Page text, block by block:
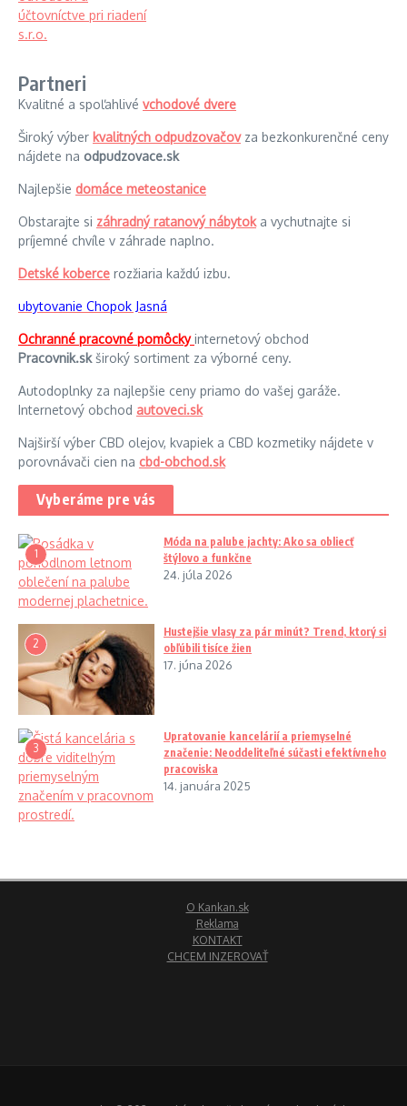
Partneri
Kvalitné a spoľahlivé vchodové dvere
Široký výber kvalitných odpudzovačovza bezkonkurenčné ceny
nájdete na odpudzovace.sk
Najlepšie domáce meteostanice
Obstarajte si záhradný ratanový nábytoka vychutnajte si
príjemné chvíle v záhrade naplno.
Detské koberce rozžiaria každú izbu.
ubytovanie Chopok Jasná
Ochranné pracovné pomôckyinternetový obchod
Pracovnik.skširoký sortiment za výborné ceny.
Autodoplnky za najlepšie ceny priamo do vašej garáže.
Internetový obchod autoveci.sk
Najširší výber CBD olejov, kvapiek a CBD kozmetiky nájdete v
porovnávači cien na cbd-obchod.sk
Vyberáme pre vás
1
Móda na palube jachty: Ako sa obliecť
štýlovo a funkčne
24. júla 2026
2
Hustejšie vlasy za pár minút? Trend, ktorý si
obľúbili tisíce žien
17. júna 2026
3
Upratovanie kancelárií a priemyselné
značenie: Neoddeliteľné súčasti efektívneho
pracoviska
14. januára 2025
O Kankan.sk
Reklama
KONTAKT
CHCEM INZEROVAŤ